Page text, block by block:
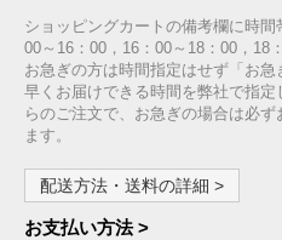
ショッピングカートの備考欄に時間
00～16：00，16：00～18：00，18
お急ぎの方は時間指定はせず「お
早くお届けできる時間を弊社で指
らのご注文で、お急ぎの場合は必
ます。
配送方法・送料の詳細 >
お支払い方法 >